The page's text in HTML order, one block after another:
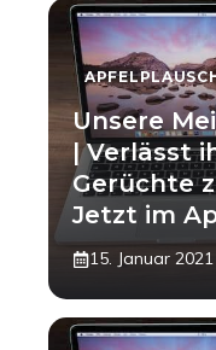
Unsere
| Verlässt
Gerüchte
Jetzt im
15. Januar 2021